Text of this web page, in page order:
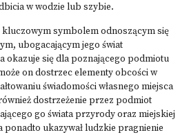
w wodzie lub szybie.
kluczowym symbolem odnoszącym się
ubogacającym jego świat
okazuje się dla poznającego podmiotu
on dostrzec elementy obcości w
świadomości własnego miejsca
dostrzeżenie przez podmiot
go świata przyrody oraz miejskiej
ukazywał ludzkie pragnienie